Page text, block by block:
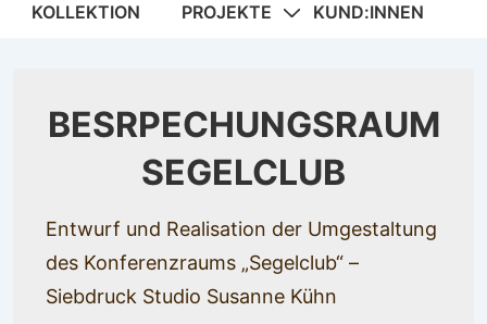
KOLLEKTION PROJEKTE KUND:INNEN
BESRPECHUNGSRAUM
SEGELCLUB
Entwurf und Realisation der Umgestaltung
des Konferenzraums „Segelclub“ –
Siebdruck Studio Susanne Kühn